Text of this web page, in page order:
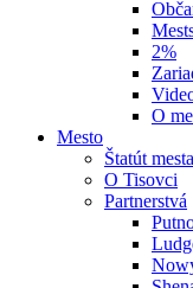
2%
O
Mesto
Štatút mesta
O Tisovci
Partnerstvá